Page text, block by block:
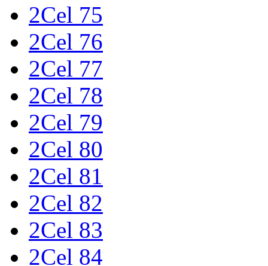
2Cel 75
2Cel 76
2Cel 77
2Cel 78
2Cel 79
2Cel 80
2Cel 81
2Cel 82
2Cel 83
2Cel 84